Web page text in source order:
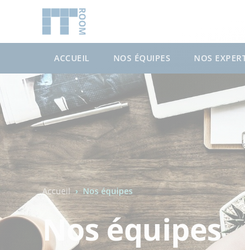
ACCUEIL NOS ÉQUIPES NOS
Accueil Nos équipes
Nos équipes